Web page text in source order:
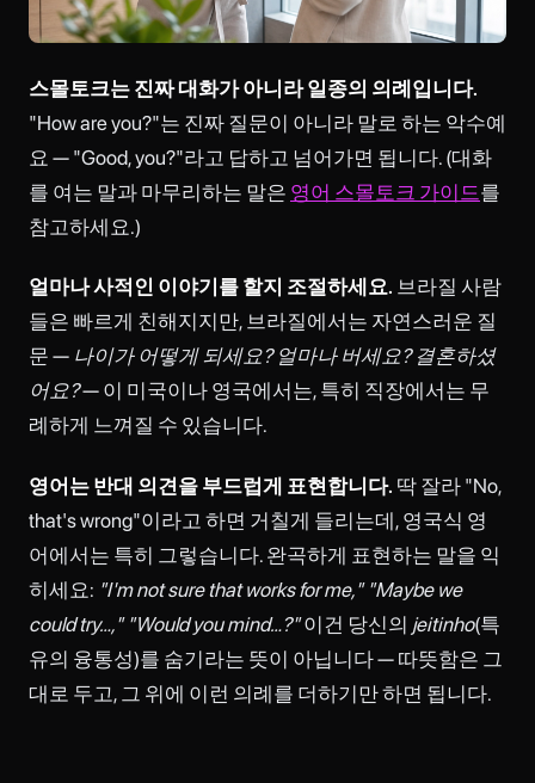
스몰토크는 진짜 대화가 아니라 일종의 의례입니다.
"How are you?"는 진짜 질문이 아니라 말로 하는 악수예
요 — "Good, you?"라고 답하고 넘어가면 됩니다. (대화
를 여는 말과 마무리하는 말은 영어 스몰토크 가이드를
참고하세요.)
얼마나 사적인 이야기를 할지 조절하세요. 브라질 사람
들은 빠르게 친해지지만, 브라질에서는 자연스러운 질
문 — 나이가 어떻게 되세요? 얼마나 버세요? 결혼하셨
어요?— 이 미국이나 영국에서는, 특히 직장에서는 무
례하게 느껴질 수 있습니다.
영어는 반대 의견을 부드럽게 표현합니다. 딱 잘라 "No,
that's wrong"이라고 하면 거칠게 들리는데, 영국식 영
어에서는 특히 그렇습니다. 완곡하게 표현하는 말을 익
히세요: "I'm not sure that works for me," "Maybe we
could try…," "Would you mind…?"이건 당신의 jeitinho(특
유의 융통성)를 숨기라는 뜻이 아닙니다 — 따뜻함은 그
대로 두고, 그 위에 이런 의례를 더하기만 하면 됩니다.